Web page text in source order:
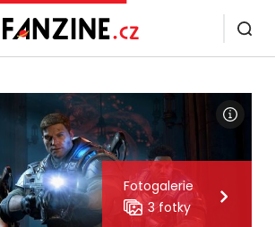
Fotogalerie
3 fotky